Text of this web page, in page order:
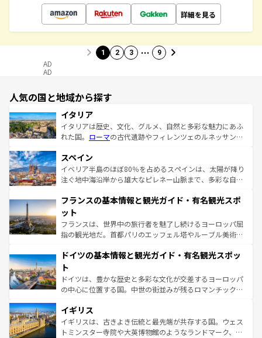
詳細を見る
1 2 3 … 9
AD
AD
人気の国と地域から探す
イタリア
イタリアは歴史、文化、グルメ、自然と多彩な魅力にあふ
れた国。 ローマの古代遺跡やフィレンツェのルネッサンス
ろん、トスカーナの美しい田園風景やアマルフィ海岸の絶
景など、自然景観も見逃せない。観光の合間には、本場の
ピザやパスタなど、絶品のイタリア料理を堪能することも
ませてくれるイタリアで、忘れられない旅をしてみよう！
なお、新着のイタリア情報は
しい。
スペイン
イベリア半島のほぼ80％を占めるスペインは、太陽が降り
注ぐ地中海沿岸から雄大なピレネー山脈まで、多彩な自然
文化が根付くこの国では、情熱的なフラメンコ、熱気あふ
れる闘牛、そして美味しいタパスが生活の一部となってい
る。首都マドリードの洗練された雰囲気や、バルセロナの
アートに溢れた街角から、地方では古代ローマ遺跡や中世
せる。地方によって風土や気候が異なるスペインはその個
ンテンツ一覧 を参照してほしい。
フランスの基本情報と観光ガイド・有名観光スポ
ット
フランスは、世界中の旅行者を魅了し続けるヨーロッパ屈
指の観光地だ。首都パリのエッフェル塔やルーブル美術館
で、幅広い魅力が詰まっている。華麗な宮殿、歴史的な大
聖堂、美しいビーチ、そして豊かな自然が、訪れる者を心
から魅了する。また、フランスは美食の国としても知ら
れ、フランス料理はユネスコ無形文化遺産にも登録されて
香り高いラベンダー畑など、多彩な楽しみ方が可能だ。さ
らに、パリ以外の地域にも魅力が溢れており、どの街角に
も豊かな歴史と文化が息づいている。パリ以外の個性あふ
ドイツの基本情報と観光ガイド・有名観光スポッ
ト
ドイツは、豊かな歴史と多彩な文化が交差するヨーロッパ
の中心に位置する国。中世の街並みが残るロマンチック街
顔を持つこの国は、どこを歩いても飽きることがない。ベ
ルリンの文化的活気、バイエルン州のアルプスの絶景、そ
してライン川沿いのワイン畑といった風景は必見。ビール
イギリス
イギリスは、古きよき伝統と最先端が共存する国。ウェス
トミンスター寺院や大英博物館のようなランドマーク、歴